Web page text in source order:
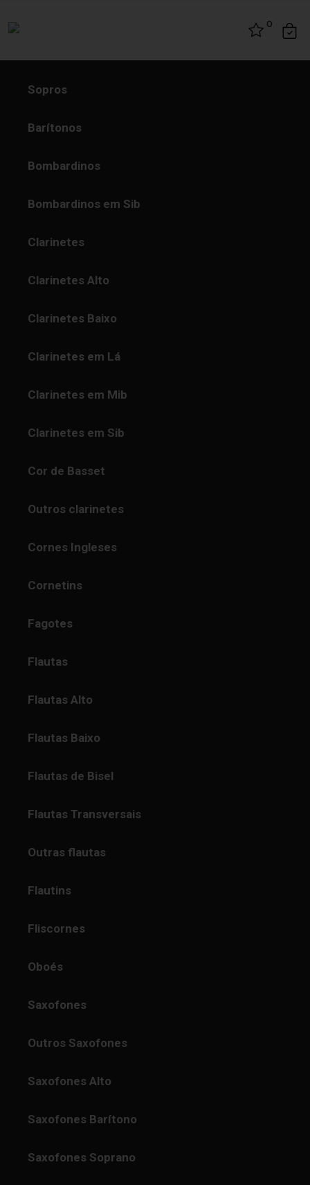
0
Sopros
Barítonos
Bombardinos
Bombardinos em Sib
Clarinetes
Clarinetes Alto
Clarinetes Baixo
Clarinetes em Lá
Clarinetes em Mib
Clarinetes em Sib
Cor de Basset
Outros clarinetes
Cornes Ingleses
Cornetins
Fagotes
Flautas
Flautas Alto
Flautas Baixo
Flautas de Bisel
Flautas Transversais
Outras flautas
Flautins
Fliscornes
Oboés
Saxofones
Outros Saxofones
Saxofones Alto
Saxofones Barítono
Saxofones Soprano